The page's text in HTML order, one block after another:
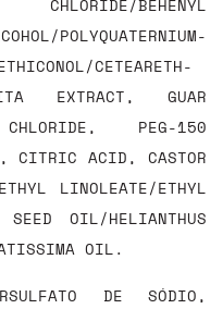
CHLORIDE/BEHENYL
POLYQUATERNIUM-
CETEARETH-
EXTRACT, GUAR
CHLORIDE, PEG-150
CITRIC ACID, CASTOR
LINOLEATE/ETHYL
SEED OIL/HELIANTHUS
OIL.
DE SÓDIO,